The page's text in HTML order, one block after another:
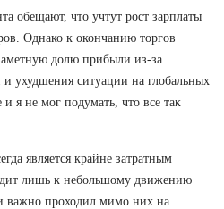
обещают, что учтут рост зарплаты
Однако к окончанию торгов
долю прибыли из-за
ухудшения ситуации на глобальных
я не мог подумать, что все так
является крайне затратным
лишь к небольшому движению
важно проходил мимо них на